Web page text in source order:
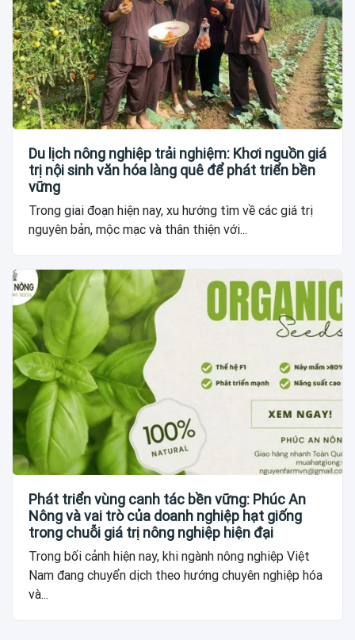
Du lịch nông nghiệp trải nghiệm: Khơi nguồn giá
trị nội sinh văn hóa làng quê để phát triển bền
vững
Trong giai đoạn hiện nay, xu hướng tìm về các giá trị
nguyên bản, mộc mạc và thân thiện với...
Phát triển vùng canh tác bền vững: Phúc An
Nông và vai trò của doanh nghiệp hạt giống
trong chuỗi giá trị nông nghiệp hiện đại
Trong bối cảnh hiện nay, khi ngành nông nghiệp Việt
Nam đang chuyển dịch theo hướng chuyên nghiệp hóa
và...